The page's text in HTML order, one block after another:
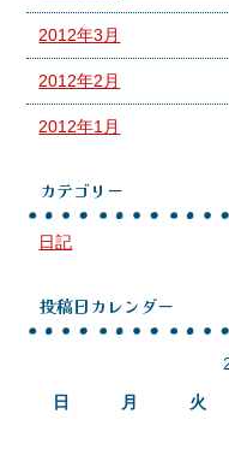
2012年3月
2012年2月
2012年1月
カテゴリー
日記
投稿日カレンダー
日
月 火